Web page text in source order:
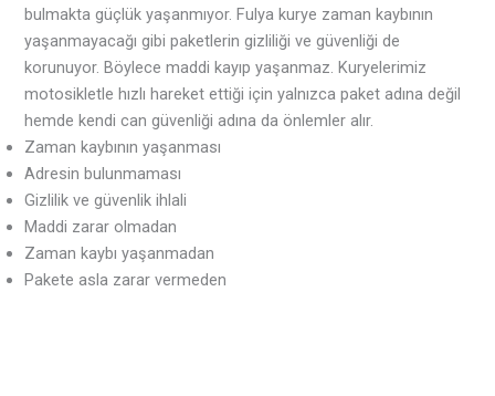
bulmakta güçlük yaşanmıyor. Fulya kurye zaman kaybının
yaşanmayacağı gibi paketlerin gizliliği ve güvenliği de
korunuyor. Böylece maddi kayıp yaşanmaz. Kuryelerimiz
motosikletle hızlı hareket ettiği için yalnızca paket adına değil
hemde kendi can güvenliği adına da önlemler alır.
Zaman kaybının yaşanması
Adresin bulunmaması
Gizlilik ve güvenlik ihlali
Maddi zarar olmadan
Zaman kaybı yaşanmadan
Pakete asla zarar vermeden